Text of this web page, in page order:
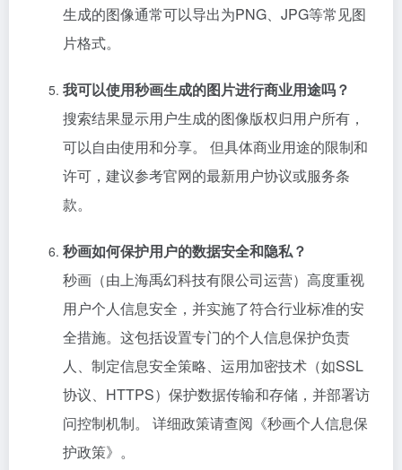
生成的图像通常可以导出为PNG、JPG等常见图
片格式。
我可以使用秒画生成的图片进行商业用途吗？
搜索结果显示用户生成的图像版权归用户所有，
可以自由使用和分享。 但具体商业用途的限制和
许可，建议参考官网的最新用户协议或服务条
款。
秒画如何保护用户的数据安全和隐私？
秒画（由上海禹幻科技有限公司运营）高度重视
用户个人信息安全，并实施了符合行业标准的安
全措施。这包括设置专门的个人信息保护负责
人、制定信息安全策略、运用加密技术（如SSL
协议、HTTPS）保护数据传输和存储，并部署访
问控制机制。 详细政策请查阅《秒画个人信息保
护政策》。